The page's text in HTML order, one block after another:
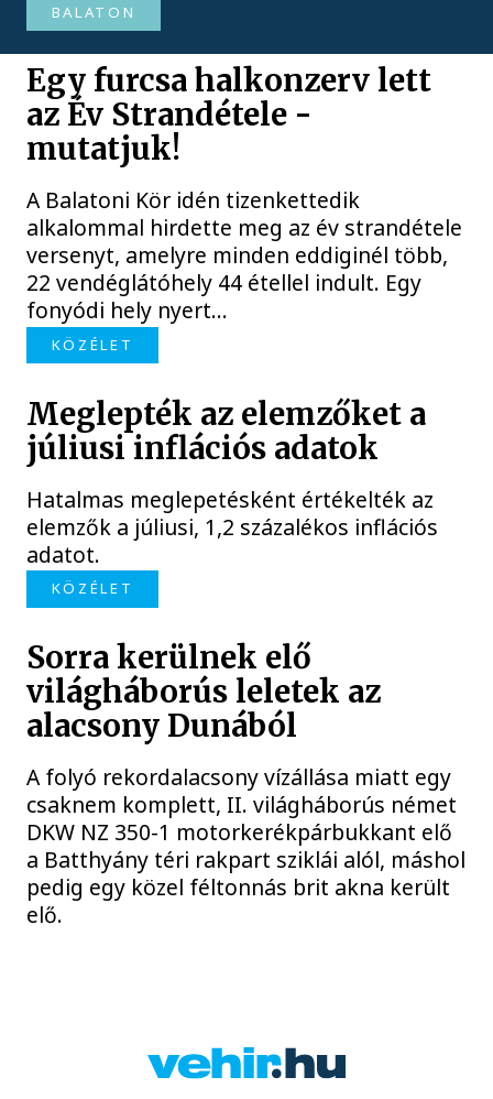
BALATON
Egy furcsa halkonzerv lett
az Év Strandétele -
mutatjuk!
A Balatoni Kör idén tizenkettedik
alkalommal hirdette meg az év strandétele
versenyt, amelyre minden eddiginél több,
22 vendéglátóhely 44 étellel indult. Egy
fonyódi hely nyert...
KÖZÉLET
Meglepték az elemzőket a
júliusi inflációs adatok
Hatalmas meglepetésként értékelték az
elemzők a júliusi, 1,2 százalékos inflációs
adatot.
KÖZÉLET
Sorra kerülnek elő
világháborús leletek az
alacsony Dunából
A folyó rekordalacsony vízállása miatt egy
csaknem komplett, II. világháborús német
DKW NZ 350-1 motorkerékpárbukkant elő
a Batthyány téri rakpart sziklái alól, máshol
pedig egy közel féltonnás brit akna került
elő.